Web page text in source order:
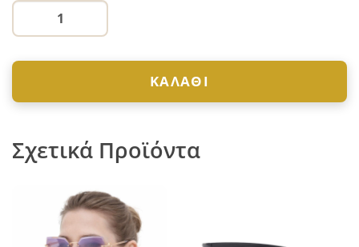
ΚΑΛΆΘΙ
Σχετικά Προϊόντα